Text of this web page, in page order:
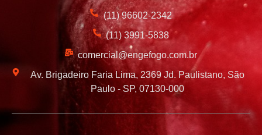
(11) 96602-2342
(11) 3991-5838
comercial@engefogo.com.br
Av. Brigadeiro Faria Lima, 2369 Jd. Paulistano, São
Paulo - SP, 07130-000